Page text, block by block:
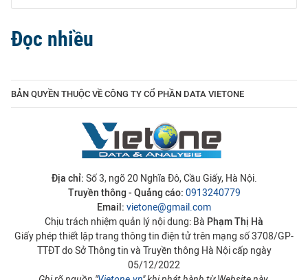
Đọc nhiều
BẢN QUYỀN THUỘC VỀ CÔNG TY CỔ PHẦN DATA VIETONE
Địa chỉ: Số 3, ngõ 20 Nghĩa Đô, Cầu Giấy, Hà Nội.
Truyền thông - Quảng cáo: 0913240779
Email: vietone@gmail.com
Chịu trách nhiệm quản lý nội dung: Bà Phạm Thị Hà
Giấy phép thiết lập trang thông tin điện tử trên mạng số 3708/GP-
TTĐT do Sở Thông tin và Truyền thông Hà Nội cấp ngày
05/12/2022